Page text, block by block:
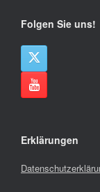
Folgen Sie uns!
Erklärungen